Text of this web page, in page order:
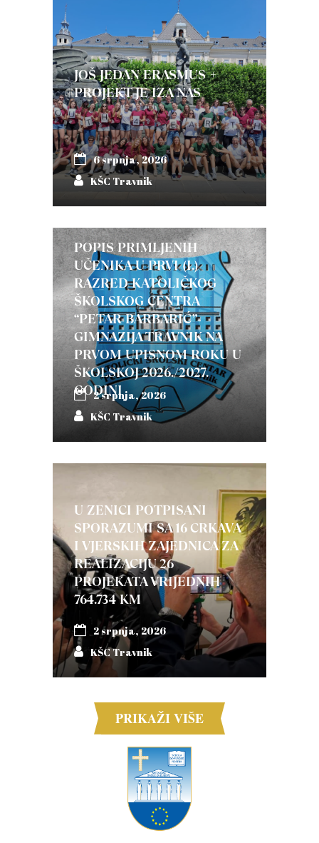
JOŠ JEDAN ERASMUS +
PROJEKT JE IZA NAS
6 srpnja, 2026
KŠC Travnik
POPIS PRIMLJENIH
UČENIKA U PRVI (I.)
RAZRED KATOLIČKOG
ŠKOLSKOG CENTRA
“PETAR BARBARIĆ”-
GIMNAZIJA TRAVNIK NA
PRVOM UPISNOM ROKU U
ŠKOLSKOJ 2026./2027.
GODINI
2 srpnja, 2026
KŠC Travnik
U ZENICI POTPISANI
SPORAZUMI SA 16 CRKAVA
I VJERSKIH ZAJEDNICA ZA
REALIZACIJU 26
PROJEKATA VRIJEDNIH
764.734 KM
2 srpnja, 2026
KŠC Travnik
PRIKAŽI VIŠE